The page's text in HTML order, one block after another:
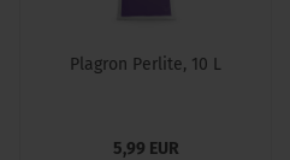
Plagron Perlite, 10 L
5,99 EUR